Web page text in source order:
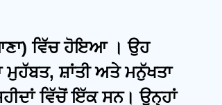
ਵਿੱਚ ਹੋਇਆ । ਉਹ
ਸ਼ਾਂਤੀ ਅਤੇ ਮਨੁੱਖਤਾ
ਵਿੱਚੋਂ ਇੱਕ ਸਨ। ਉਨ੍ਹਾਂ